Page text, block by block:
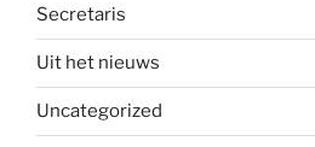
Secretaris
Uit het nieuws
Uncategorized